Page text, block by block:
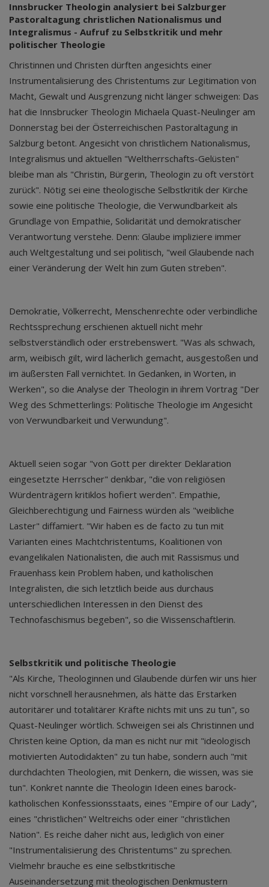
Innsbrucker Theologin analysiert bei Salzburger
Pastoraltagung christlichen Nationalismus und
Integralismus - Aufruf zu Selbstkritik und mehr
politischer Theologie
Christinnen und Christen dürften angesichts einer
Instrumentalisierung des Christentums zur Legitimation von
Macht, Gewalt und Ausgrenzung nicht länger schweigen: Das
hat die Innsbrucker Theologin Michaela Quast-Neulinger am
Donnerstag bei der Österreichischen Pastoraltagung in
Salzburg betont. Angesicht von christlichem Nationalismus,
Integralismus und aktuellen "Weltherrschafts-Gelüsten"
bleibe man als "Christin, Bürgerin, Theologin zu oft verstört
zurück". Nötig sei eine theologische Selbstkritik der Kirche
sowie eine politische Theologie, die Verwundbarkeit als
Grundlage von Empathie, Solidarität und demokratischer
Verantwortung verstehe. Denn: Glaube impliziere immer
auch Weltgestaltung und sei politisch, "weil Glaubende nach
einer Veränderung der Welt hin zum Guten streben".
Demokratie, Völkerrecht, Menschenrechte oder verbindliche
Rechtssprechung erschienen aktuell nicht mehr
selbstverständlich oder erstrebenswert. "Was als schwach,
arm, weibisch gilt, wird lächerlich gemacht, ausgestoßen und
im äußersten Fall vernichtet. In Gedanken, in Worten, in
Werken", so die Analyse der Theologin in ihrem Vortrag "Der
Weg des Schmetterlings: Politische Theologie im Angesicht
von Verwundbarkeit und Verwundung".
Aktuell seien sogar "von Gott per direkter Deklaration
eingesetzte Herrscher" denkbar, "die von religiösen
Würdenträgern kritiklos hofiert werden". Empathie,
Gleichberechtigung und Fairness würden als "weibliche
Laster" diffamiert. "Wir haben es de facto zu tun mit
Varianten eines Machtchristentums, Koalitionen von
evangelikalen Nationalisten, die auch mit Rassismus und
Frauenhass kein Problem haben, und katholischen
Integralisten, die sich letztlich beide aus durchaus
unterschiedlichen Interessen in den Dienst des
Technofaschismus begeben", so die Wissenschaftlerin.
Selbstkritik und politische Theologie
"Als Kirche, Theologinnen und Glaubende dürfen wir uns hier
nicht vorschnell herausnehmen, als hätte das Erstarken
autoritärer und totalitärer Kräfte nichts mit uns zu tun", so
Quast-Neulinger wörtlich. Schweigen sei als Christinnen und
Christen keine Option, da man es nicht nur mit "ideologisch
motivierten Autodidakten" zu tun habe, sondern auch "mit
durchdachten Theologien, mit Denkern, die wissen, was sie
tun". Konkret nannte die Theologin Ideen eines barock-
katholischen Konfessionsstaats, eines "Empire of our Lady",
eines "christlichen" Weltreichs oder einer "christlichen
Nation". Es reiche daher nicht aus, lediglich von einer
"Instrumentalisierung des Christentums" zu sprechen.
Vielmehr brauche es eine selbstkritische
Auseinandersetzung mit theologischen Denkmustern